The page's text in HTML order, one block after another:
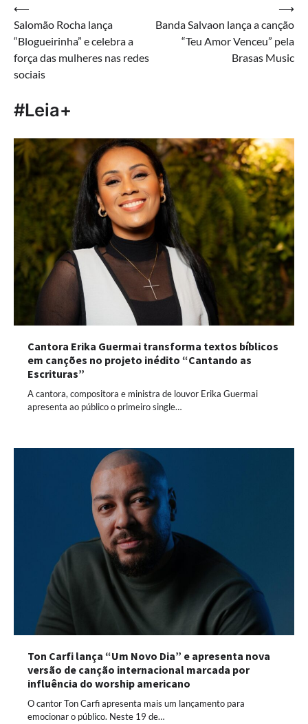
Navegação
de
Post
⟵
Salomão Rocha lança
“Blogueirinha” e celebra a
força das mulheres nas redes
sociais
Banda Salvaon lança a canção
“Teu Amor Venceu” pela
Brasas Music
⟶
#Leia+
Cantora Erika Guermai transforma textos bíblicos
em canções no projeto inédito “Cantando as
Escrituras”
A cantora, compositora e ministra de louvor Erika Guermai
apresenta ao público o primeiro single…
Ton Carfi lança “Um Novo Dia” e apresenta nova
versão de canção internacional marcada por
influência do worship americano
O cantor Ton Carfi apresenta mais um lançamento para
emocionar o público. Neste 19 de…